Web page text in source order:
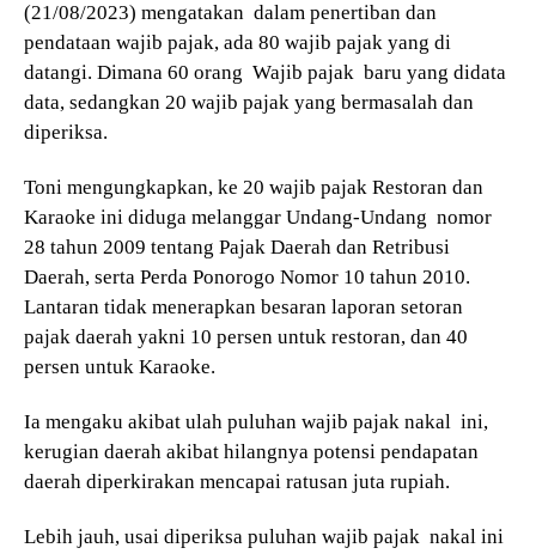
(21/08/2023) mengatakan dalam penertiban dan
pendataan wajib pajak, ada 80 wajib pajak yang di
datangi. Dimana 60 orang Wajib pajak baru yang didata
data, sedangkan 20 wajib pajak yang bermasalah dan
diperiksa.
Toni mengungkapkan, ke 20 wajib pajak Restoran dan
Karaoke ini diduga melanggar Undang-Undang nomor
28 tahun 2009 tentang Pajak Daerah dan Retribusi
Daerah, serta Perda Ponorogo Nomor 10 tahun 2010.
Lantaran tidak menerapkan besaran laporan setoran
pajak daerah yakni 10 persen untuk restoran, dan 40
persen untuk Karaoke.
Ia mengaku akibat ulah puluhan wajib pajak nakal ini,
kerugian daerah akibat hilangnya potensi pendapatan
daerah diperkirakan mencapai ratusan juta rupiah.
Lebih jauh, usai diperiksa puluhan wajib pajak nakal ini